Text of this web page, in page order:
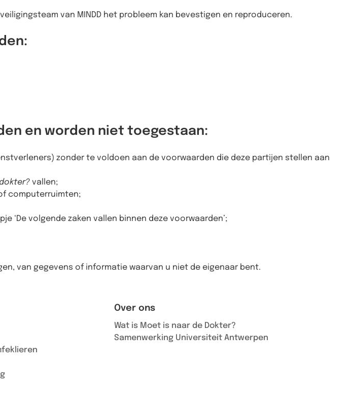
van MINDD het probleem kan bevestigen en reproduceren.
en worden niet toegestaan:
zonder te voldoen aan de voorwaarden die deze partijen stellen aan
vallen;
computerruimten;
‘De volgende zaken vallen binnen deze voorwaarden’;
van gegevens of informatie waarvan u niet de eigenaar bent.
Over ons
Wat is Moet is naar de Dokter?
Samenwerking Universiteit Antwerpen